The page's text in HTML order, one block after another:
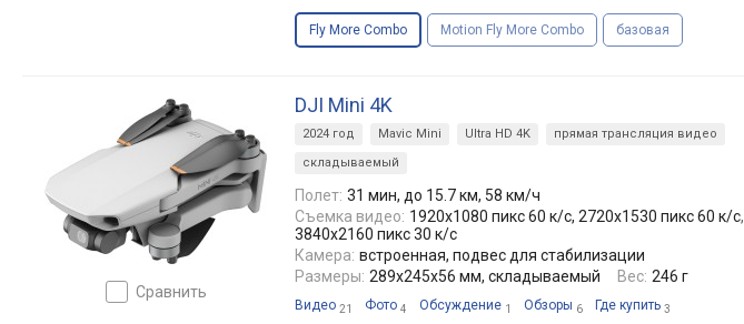
Fly More Combo Motion Fly More Combo базовая
сравнить
DJI Mini 4K
2024 год Mavic Mini Ultra HD 4K
прямая трансляция видео
складываемый
Полет: 31 мин, до 15.7 км, 58 км/ч
Съемка видео: 1920x1080 пикс 60 к/с, 2720x1530 пикс 60 к/с,
3840x2160 пикс 30 к/с
Камера: встроенная, подвес для стабилизации
Размеры: 289x245x56 мм, складываемый Вес: 246 г
Видео 21 Фото 4 Обсуждение 1 Обзоры 6 Где купить 3